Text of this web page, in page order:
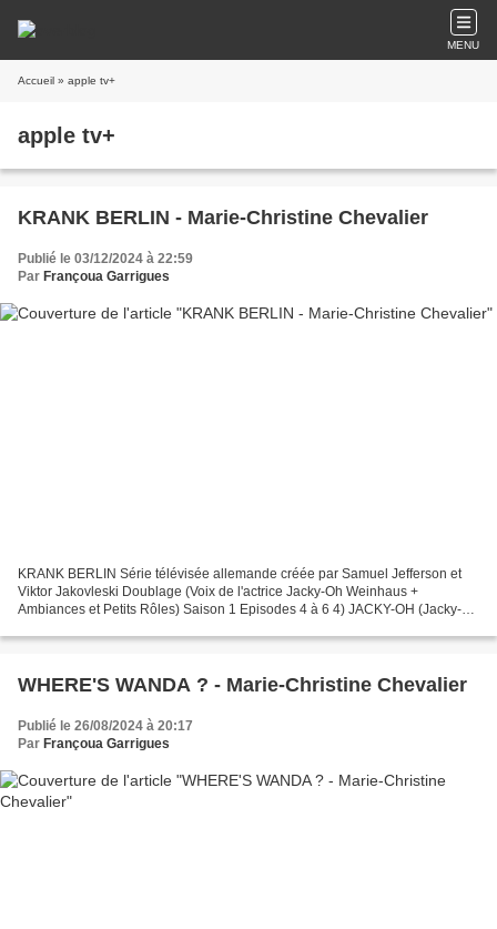
MENU
Accueil » apple tv+
apple tv+
KRANK BERLIN - Marie-Christine Chevalier
Publié le 03/12/2024 à 22:59
Par Françoua Garrigues
KRANK BERLIN Série télévisée allemande créée par Samuel Jefferson et
Viktor Jakovleski Doublage (Voix de l'actrice Jacky-Oh Weinhaus +
Ambiances et Petits Rôles) Saison 1 Episodes 4 à 6 4) JACKY-OH (Jacky-Oh
WHERE'S WANDA ? - Marie-Christine Chevalier
Publié le 26/08/2024 à 20:17
Par Françoua Garrigues